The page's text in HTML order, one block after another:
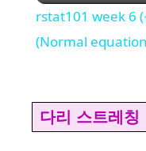
rstat101 week 6 (
(Normal
다리 스트레칭